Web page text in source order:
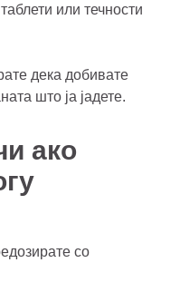
или течности
дека добивате
што ја јадете.
ако
со